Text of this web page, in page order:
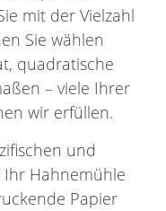
mit der Vielzahl
Sie wählen
quadratische
– viele Ihrer
wir erfüllen.
und
Hahnemühle
Papier